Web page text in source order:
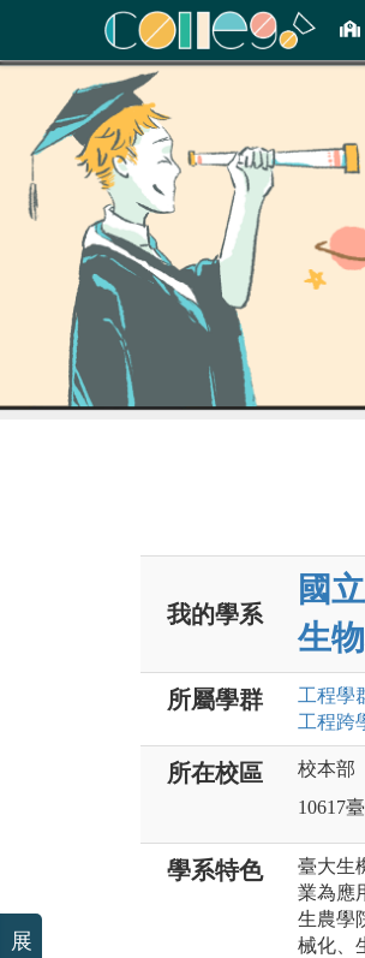
ColleGo! 大學選才與高中育才輔
我的學系
國
生
所屬學群 工程學
工程跨
所在校區
校本部
10617
學系特色
臺大生
業為應
生農學
械化、
展